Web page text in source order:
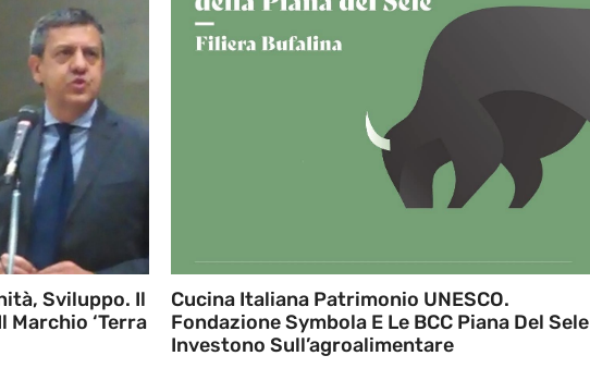
Sviluppo. Il
Marchio ‘Terra
Cucina Italiana Patrimonio UNESCO.
Fondazione Symbola E Le BCC Piana Del Sele
Investono Sull’agroalimentare